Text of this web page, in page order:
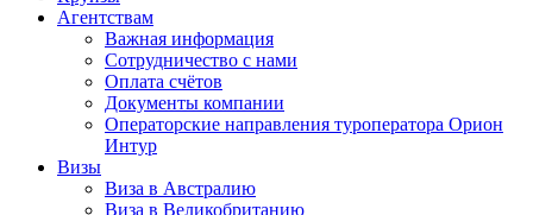
Агентствам
Важная информация
Сотрудничество с нами
Оплата счётов
Документы компании
Операторские направления туроператора Орион
Интур
Визы
Виза в Австралию
Виза в Великобританию